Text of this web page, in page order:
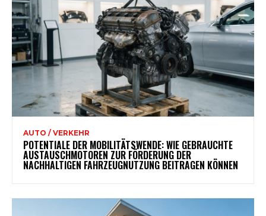
AUTO / VERKEHR
POTENTIALE DER MOBILITÄTSWENDE: WIE GEBRAUCHTE
AUSTAUSCHMOTOREN ZUR FÖRDERUNG DER
NACHHALTIGEN FAHRZEUGNUTZUNG BEITRAGEN KÖNNEN